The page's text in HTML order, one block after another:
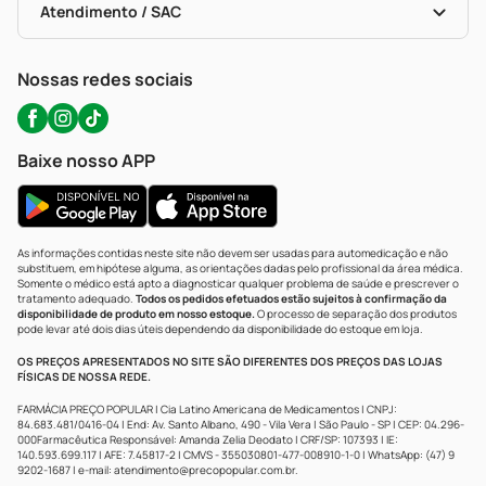
Políticas De Marketplace
Portal Da Privacidade
Atendimento / SAC
WhatsApp (47) 9202-1687
Nossas redes sociais
Baixe nosso APP
As informações contidas neste site não devem ser usadas para automedicação e não
substituem, em hipótese alguma, as orientações dadas pelo profissional da área médica.
Somente o médico está apto a diagnosticar qualquer problema de saúde e prescrever o
tratamento adequado. Todos os pedidos efetuados estão sujeitos à confirmação da
disponibilidade de produto em nosso estoque.O processo de separação dos produtos
pode levar até dois dias úteis dependendo da disponibilidade do estoque em loja.
OS PREÇOS APRESENTADOS NO SITE SÃO DIFERENTES DOS PREÇOS DAS LOJAS
FÍSICAS DE NOSSA REDE.
FARMÁCIA PREÇO POPULAR | Cia Latino Americana de Medicamentos | CNPJ:
84.683.481/0416-04 | End: Av. Santo Albano, 490 - Vila Vera | São Paulo - SP | CEP: 04.296-
000Farmacêutica Responsável: Amanda Zelia Deodato | CRF/SP: 107393 | IE:
140.593.699.117 | AFE: 7.45817-2 | CMVS - 355030801-477-008910-1-0 | WhatsApp: (47) 9
9202-1687 | e-mail: atendimento@precopopular.com.br.